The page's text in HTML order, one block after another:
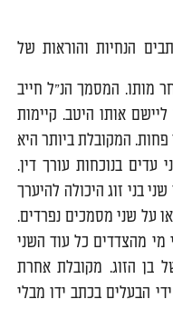
הנחיות והוראות של
מותו. המסמך הנ"ל חייב
אותו היטב. קיימות
המקובלת ביותר היא
בנוכחות עורך דין.
בני זוג היכולה להיערך
על שני מסמכים נפרדים.
מי מהצדדים כל עוד השני
בן הזוג. מקובלת אחרת
הבעלים בכתב ידו מבלי